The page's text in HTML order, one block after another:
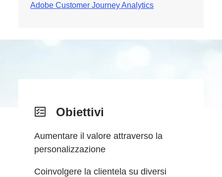
Adobe Customer Journey Analytics
Obiettivi
Aumentare il valore attraverso la
personalizzazione
Coinvolgere la clientela su diversi